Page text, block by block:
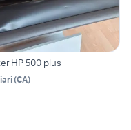
HP 500 plus
(CA)